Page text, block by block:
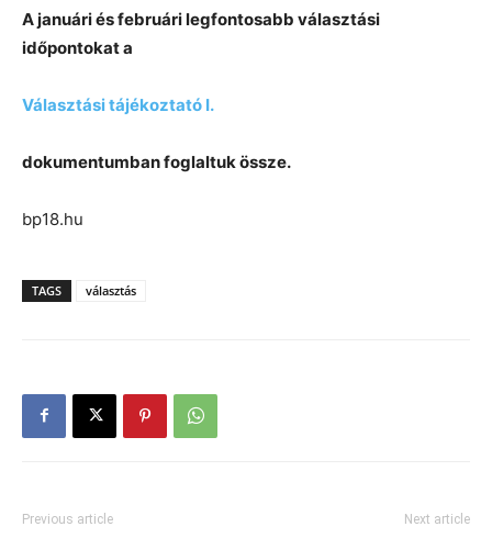
A januári és februári legfontosabb választási
időpontokat a
Választási tájékoztató I.
dokumentumban foglaltuk össze.
bp18.hu
TAGS választás
Previous article Next article